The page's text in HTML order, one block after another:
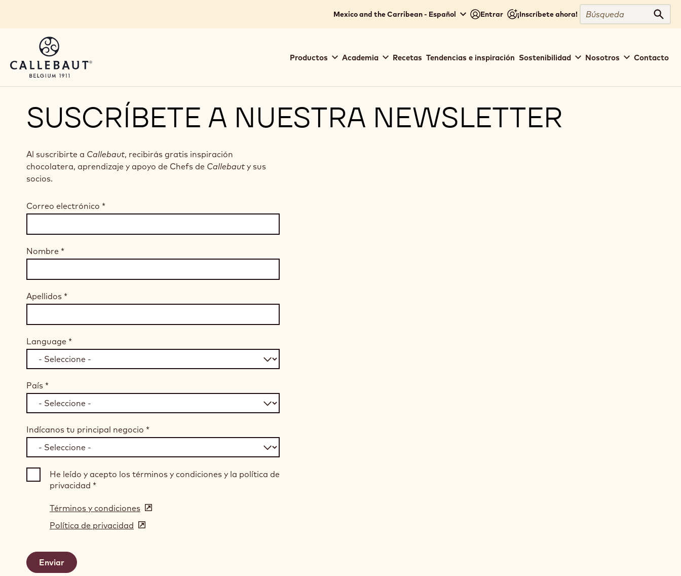
Mexico and the Carribean - Español Entrar ¡Inscríbete ahora!
Búsqueda
navigation
Productos Academia Recetas Tendencias e inspiración Sostenibilidad Nosotros Contacto
SUSCRÍBETE A NUESTRA NEWSLETTER
Al suscribirte a Callebaut, recibirás gratis inspiración
chocolatera, aprendizaje y apoyo de Chefs de Callebaut y sus
socios.
Correo electrónico *
Nombre *
Apellidos *
Language *
País *
Indícanos tu principal negocio *
He leído y acepto los términos y condiciones y la política de
privacidad *
Términos y condiciones (opens
in
Política de privacidad (opens